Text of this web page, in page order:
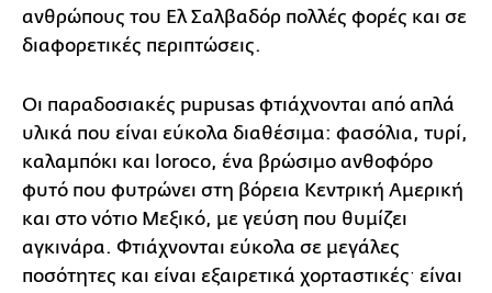
ανθρώπους του Ελ Σαλβαδόρ πολλές φορές και σε
διαφορετικές περιπτώσεις.
Οι παραδοσιακές pupusas φτιάχνονται από απλά
υλικά που είναι εύκολα διαθέσιμα: φασόλια, τυρί,
καλαμπόκι και loroco, ένα βρώσιμο ανθοφόρο
φυτό που φυτρώνει στη βόρεια Κεντρική Αμερική
και στο νότιο Μεξικό, με γεύση που θυμίζει
αγκινάρα. Φτιάχνονται εύκολα σε μεγάλες
ποσότητες και είναι εξαιρετικά χορταστικέςˑ είναι